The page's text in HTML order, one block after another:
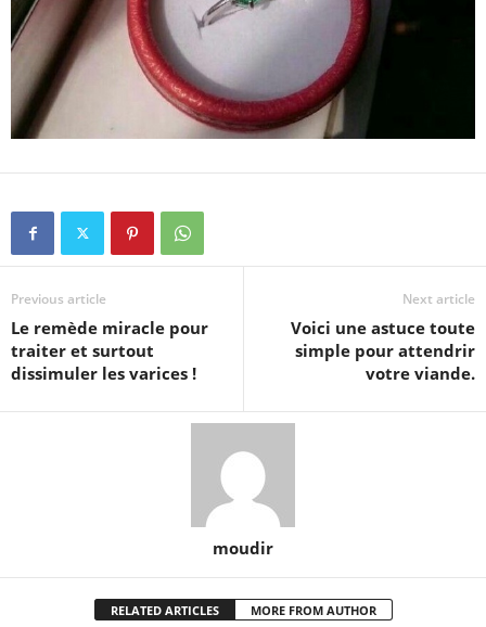
Previous article
Le remède miracle pour
traiter et surtout
dissimuler les varices !
Next article
Voici une astuce toute
simple pour attendrir
votre viande.
moudir
RELATED ARTICLES MORE FROM AUTHOR